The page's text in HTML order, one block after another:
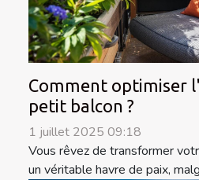
Comment optimiser
petit balcon ?
1 juillet 2025 09:18
Vous rêvez de transformer
un véritable havre de paix,